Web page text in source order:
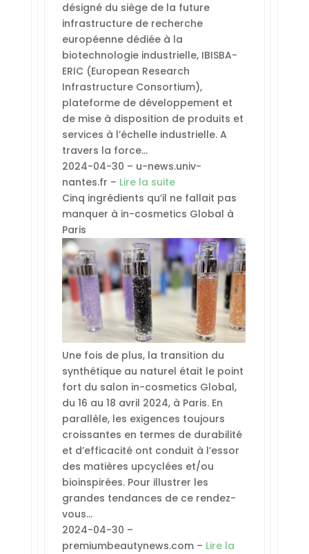
désigné du siège de la future
infrastructure de recherche
européenne dédiée à la
biotechnologie industrielle, IBISBA-
ERIC (European Research
Infrastructure Consortium),
plateforme de développement et
de mise à disposition de produits et
services à l’échelle industrielle. A
travers la force…
2024-04-30 – u-news.univ-
nantes.fr – Lire la suite
Cinq ingrédients qu’il ne fallait pas
manquer à in-cosmetics Global à
Paris
Une fois de plus, la transition du
synthétique au naturel était le point
fort du salon in-cosmetics Global,
du 16 au 18 avril 2024, à Paris. En
parallèle, les exigences toujours
croissantes en termes de durabilité
et d’efficacité ont conduit à l’essor
des matières upcyclées et/ou
bioinspirées. Pour illustrer les
grandes tendances de ce rendez-
vous…
2024-04-30 –
premiumbeautynews.com – Lire la